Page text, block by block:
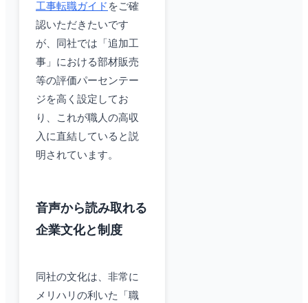
工事転職ガイド をご確
認いただきたいです
が、同社では「追加工
事」における部材販売
等の評価パーセンテー
ジを高く設定してお
り、これが職人の高収
入に直結していると説
明されています。
音声から読み取れる
企業文化と制度
同社の文化は、非常に
メリハリの利いた「職